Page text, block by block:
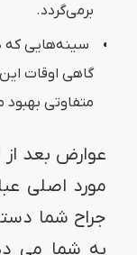
برمی‌گردد.
سینه‌هایی که
گاهی اوقات
متفاوتی بهبود
عوارض بعد از
مورد اصلی
جراح شما
به شما می